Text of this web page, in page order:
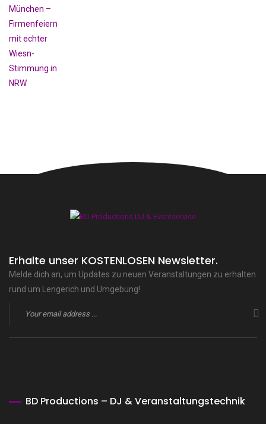
Erhalte unser KOSTENLOSEN Newsletter.
Melde dich an, um Updates zu neuen Veranstaltungen zu erhalten
rund um Lengerich und Umgebung!
BD Productions – DJ & Veranstaltungstechnik